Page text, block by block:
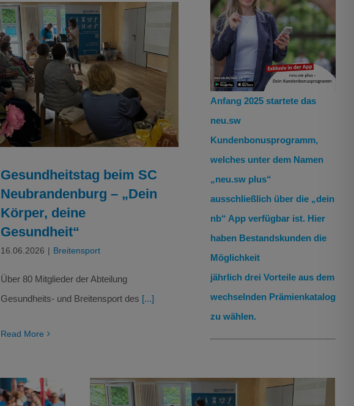
Gesundheitstag beim SC
Neubrandenburg – „Dein Körper,
deine Gesundheit“
Breitensport
Gesundheitstag beim SC
Neubrandenburg – „Dein
Körper, deine
Gesundheit“
16.06.2026 | Breitensport
Über 80 Mitglieder der Abteilung
Gesundheits- und Breitensport des [...]
Read More
Anfang 2025 startete das
neu.sw
Kundenbonusprogramm,
welches unter dem Namen
„neu.sw plus“
ausschließlich über die „dein
nb“ App verfügbar ist. Hier
haben Bestandskunden die
Möglichkeit
jährlich drei Vorteile aus dem
wechselnden Prämienkatalog
zu wählen.